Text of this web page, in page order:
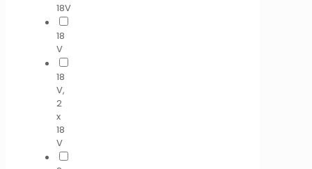
18V
18
V
18
V,
2
x
18
V